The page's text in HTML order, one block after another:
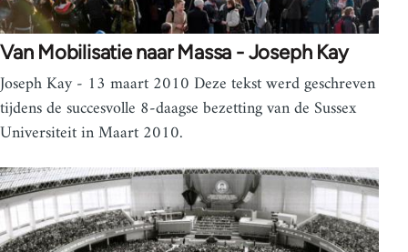
Van Mobilisatie naar Massa - Joseph Kay
Joseph Kay - 13 maart 2010 Deze tekst werd geschreven
tijdens de succesvolle 8-daagse bezetting van de Sussex
Universiteit in Maart 2010.